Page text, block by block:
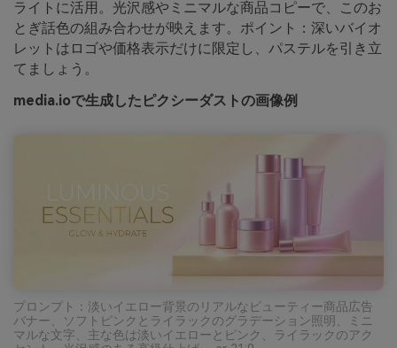
ライトに活用。光沢感やミニマルな商品コピーで、このお
とぎ話色の組み合わせが映えます。ポイント：深いバイオ
レットはロゴや価格表示だけに限定し、パステルを引き立
てましょう。
media.ioで生成したピクシーダストの画像例
プロンプト：淡いイエロー背景のリアルなビューティー商品広告
バナー、ソフトピンクとライラックのグラデーション照明、ミニ
マルな文字、主な色は淡いイエローとピンク、ライラックのアク